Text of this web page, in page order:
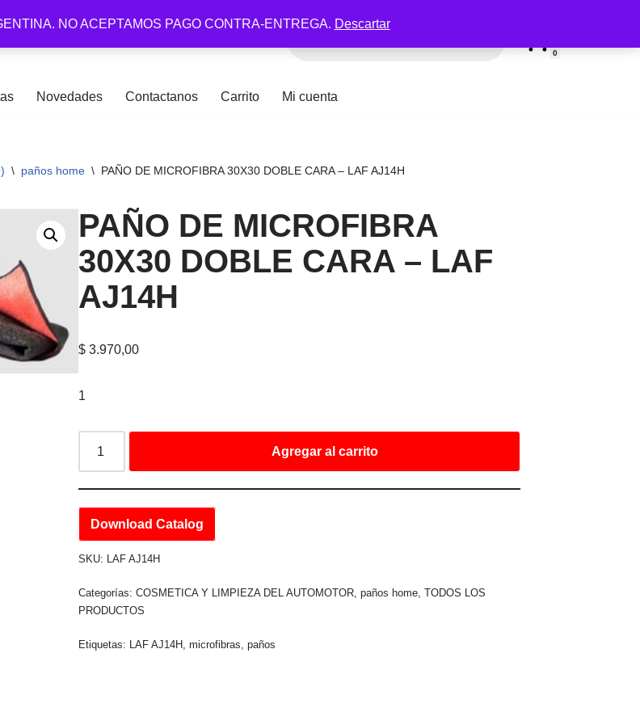
NO ACEPTAMOS PAGO CONTRA-ENTREGA. Descartar
0
Novedades Contactanos Carrito Mi cuenta
\ paños home \ PAÑO DE MICROFIBRA 30X30 DOBLE CARA – LAF AJ14H
PAÑO DE MICROFIBRA
30X30 DOBLE CARA – LAF
AJ14H
$ 3.970,00
1
Agregar al carrito
Download Catalog
SKU: LAF AJ14H
Categorías:COSMETICA Y LIMPIEZA DEL AUTOMOTOR,paños home,TODOS LOS
PRODUCTOS
Etiquetas: LAF AJ14H ,microfibras,paños